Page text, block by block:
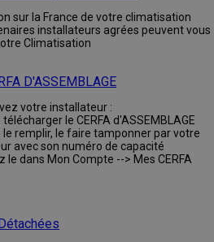
sur la France de votre climatisation
installateurs agrées peuvent vous
Climatisation
D'ASSEMBLAGE
votre installateur :
le CERFA d'ASSEMBLAGE
le remplir, le faire tamponner par votre
avec son numéro de capacité
le dans Mon Compte --> Mes CERFA